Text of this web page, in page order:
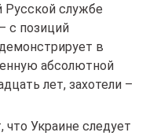
Русской службе
с позиций
в
абсолютной
лет, захотели –
что Украине следует